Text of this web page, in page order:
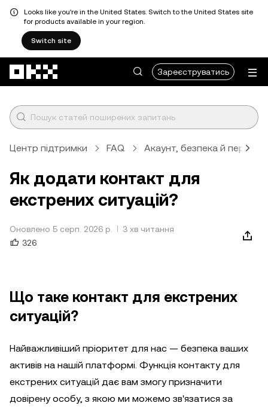
Looks like you're in the United States. Switch to the United States site
for products available in your region.
Switch site
Зареєструватись
Центр підтримки FAQ Акаунт, безпека й
Як додати контакт для
екстрених ситуацій?
Оновлено 5 серп. 2026 р.
3 хв читання
326
Що таке контакт для екстрених
ситуацій?
Найважливіший пріоритет для нас — безпека ваших
активів на нашій платформі. Функція контакту для
екстрених ситуацій дає вам змогу призначити
довірену особу, з якою ми можемо зв'язатися за